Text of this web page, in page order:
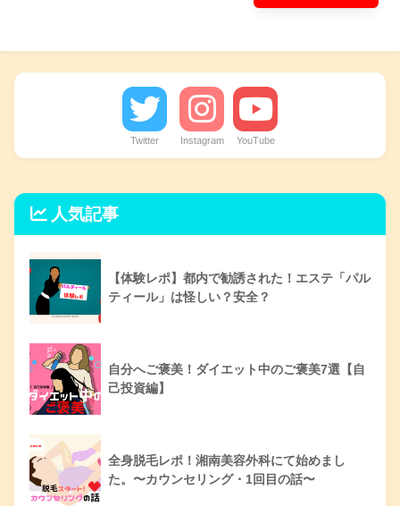
Twitter Instagram YouTube
人気記事
【体験レポ】都内で勧誘された！エステ「パル
ティール」は怪しい？安全？
自分へご褒美！ダイエット中のご褒美7選【自
己投資編】
全身脱毛レポ！湘南美容外科にて始めまし
た。〜カウンセリング・1回目の話〜